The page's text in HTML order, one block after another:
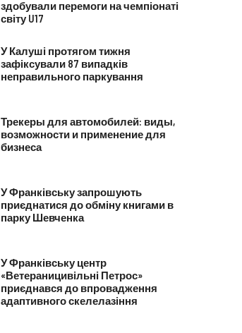
здобували перемоги на чемпіонаті
світу U17
У Калуші протягом тижня
зафіксували 87 випадків
неправильного паркування
Трекеры для автомобилей: виды,
возможности и применение для
бизнеса
У Франківську запрошують
приєднатися до обміну книгами в
парку Шевченка
У Франківську центр
«Ветераницивільні Петрос»
приєднався до впровадження
адаптивного скелелазіння